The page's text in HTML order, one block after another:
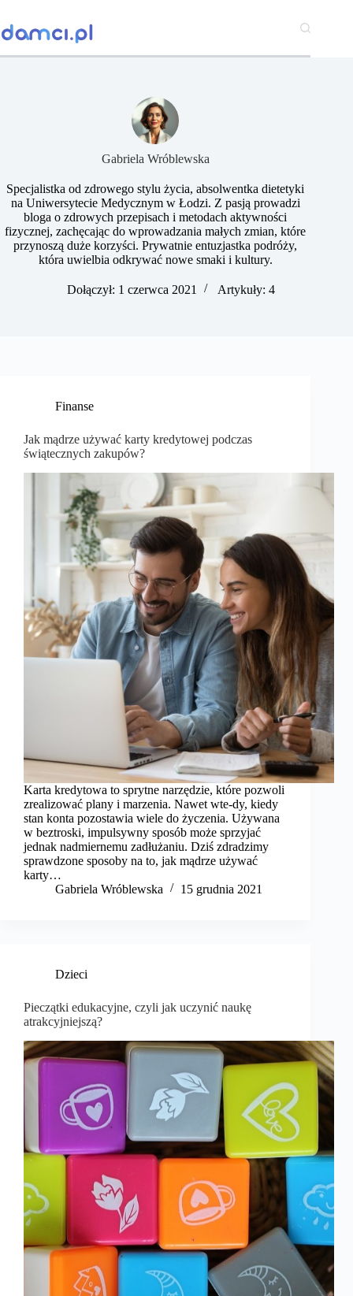
treści
Gabriela Wróblewska
Specjalistka od zdrowego stylu życia, absolwentka dietetyki
na Uniwersytecie Medycznym w Łodzi. Z pasją prowadzi
bloga o zdrowych przepisach i metodach aktywności
fizycznej, zachęcając do wprowadzania małych zmian, które
przynoszą duże korzyści. Prywatnie entuzjastka podróży,
która uwielbia odkrywać nowe smaki i kultury.
Dołączył: 1 czerwca 2021 Artykuły: 4
Finanse
Jak mądrze używać karty kredytowej podczas
świątecznych zakupów?
Karta kredytowa to sprytne narzędzie, które pozwoli
zrealizować plany i marzenia. Nawet wte-dy, kiedy
stan konta pozostawia wiele do życzenia. Używana
w beztroski, impulsywny sposób może sprzyjać
jednak nadmiernemu zadłużaniu. Dziś zdradzimy
sprawdzone sposoby na to, jak mądrze używać
karty…
Gabriela Wróblewska
15 grudnia 2021
Dzieci
Pieczątki edukacyjne, czyli jak uczynić naukę
atrakcyjniejszą?